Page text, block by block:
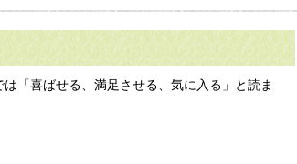
「喜ばせる、満足させる、気に入る」と読ま